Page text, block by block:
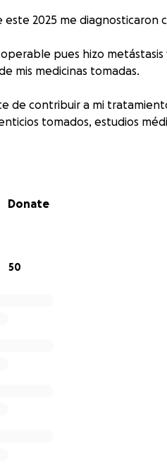
este 2025 me diagnosticaron
pues hizo
mis medicinas tomadas.
de contribuir a mi
tomados, estudios
oración, buen deseo y
Donate
50